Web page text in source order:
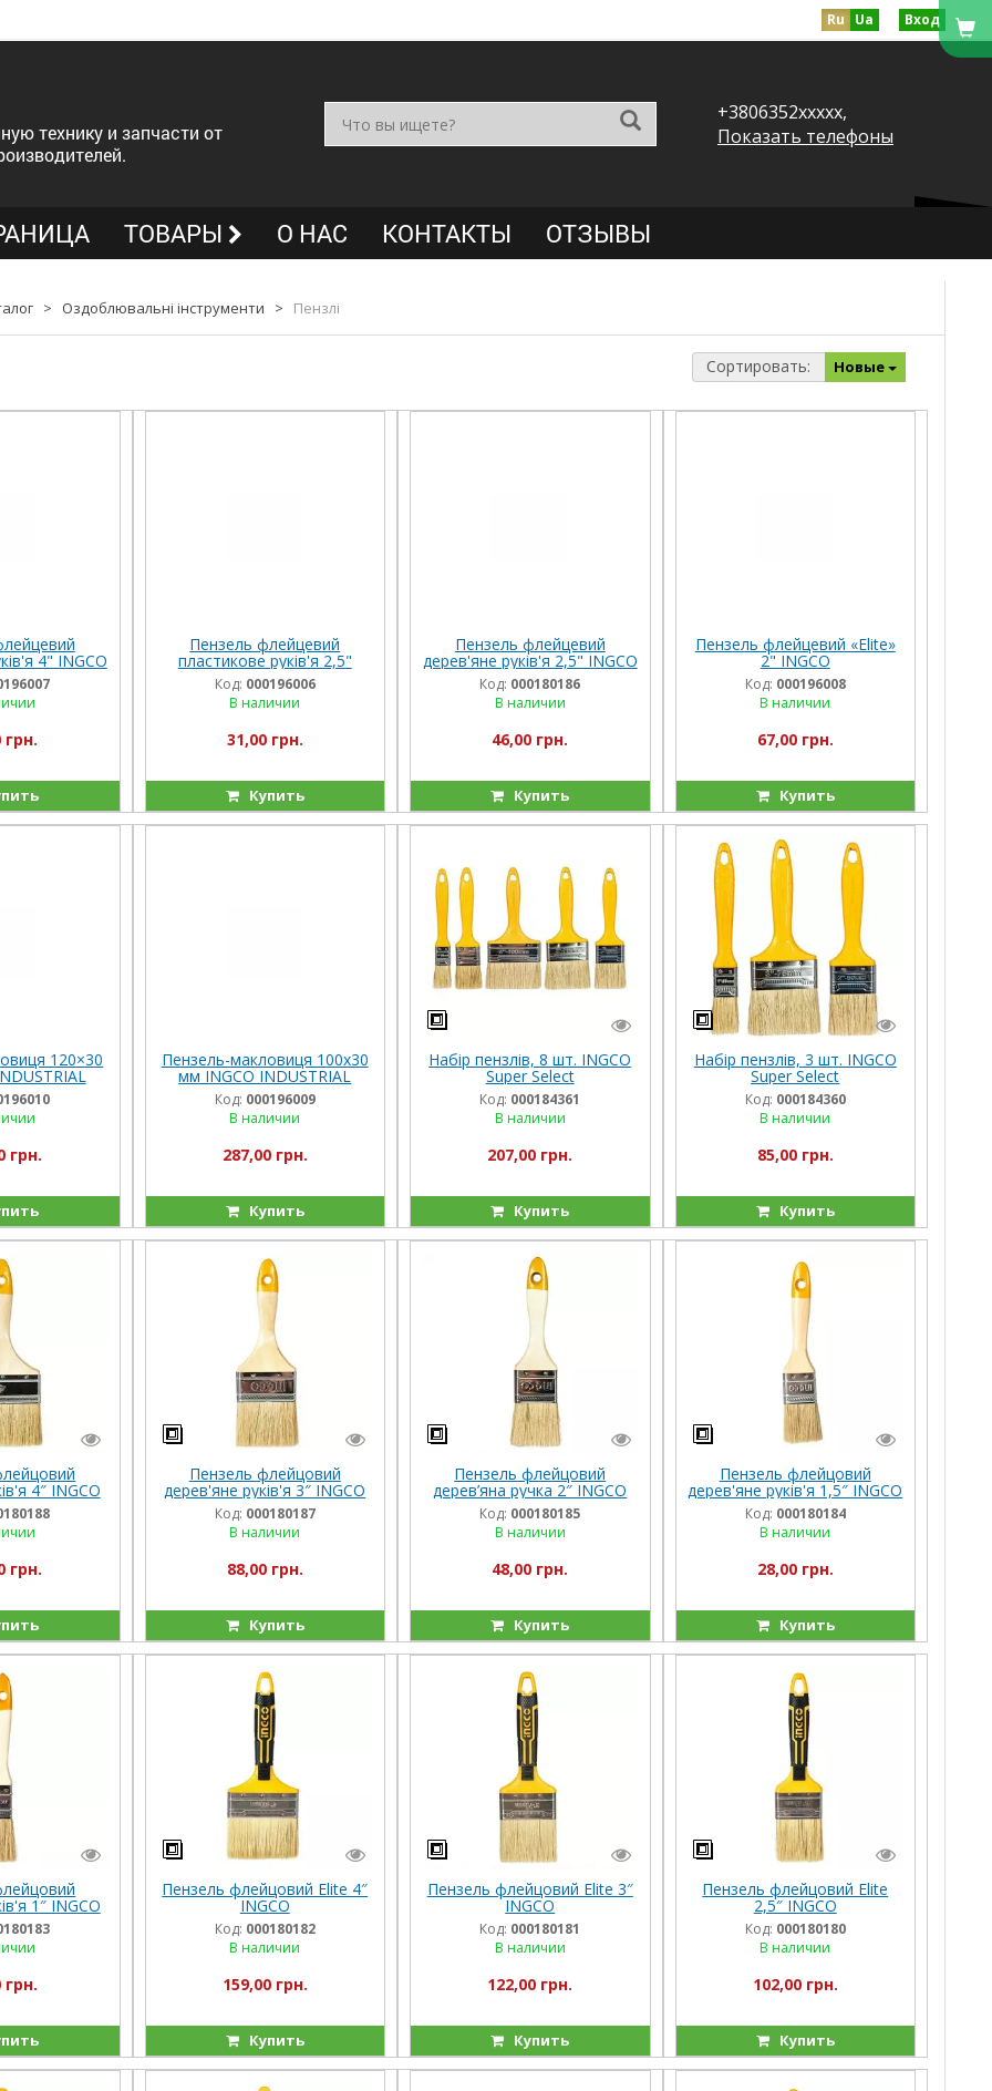
Ru Ua Вход
технику и запчасти от
+3806352xxxxx,
Показать телефоны
ТОВАРЫ О НАС КОНТАКТЫ ОТЗЫВЫ
> Оздоблювальні інструменти > Пензлі
Сортировать: Новые
4" INGCO
грн.
Пензель флейцевий
пластикове руків'я 2,5"
INGCO Super Select
Код: 000196006
В наличии
31,00 грн.
Купить
Пензель флейцевий
дерев'яне руків'я 2,5" INGCO
Код: 000180186
В наличии
46,00 грн.
Купить
Пензель флейцевий «Elite»
2" INGCO
Код: 000196008
В наличии
67,00 грн.
Купить
120×30
грн.
Пензель-макловиця 100х30
мм INGCO INDUSTRIAL
Код: 000196009
В наличии
287,00 грн.
Купить
Набір пензлів, 8 шт. INGCO
Super Select
Код: 000184361
В наличии
207,00 грн.
Купить
Набір пензлів, 3 шт. INGCO
Super Select
Код: 000184360
В наличии
85,00 грн.
Купить
4″ INGCO
грн.
Пензель флейцовий
дерев'яне руків'я 3″ INGCO
Код: 000180187
В наличии
88,00 грн.
Купить
Пензель флейцовий
дерев’яна ручка 2″ INGCO
Код: 000180185
В наличии
48,00 грн.
Купить
Пензель флейцовий
дерев'яне руків'я 1,5″ INGCO
Код: 000180184
В наличии
28,00 грн.
Купить
1″ INGCO
грн.
Пензель флейцовий Elite 4″
INGCO
Код: 000180182
В наличии
159,00 грн.
Купить
Пензель флейцовий Elite 3″
INGCO
Код: 000180181
В наличии
122,00 грн.
Купить
Пензель флейцовий Elite
2,5″ INGCO
Код: 000180180
В наличии
102,00 грн.
Купить